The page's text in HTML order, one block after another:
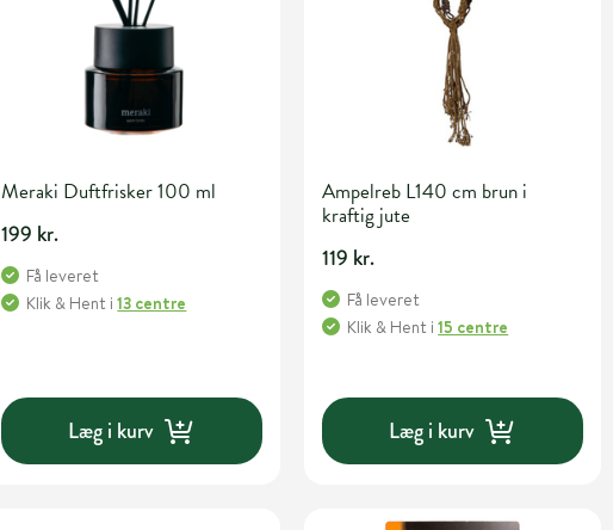
Meraki Duftfrisker 100 ml
199 kr.
Få leveret
Klik & Hent i13 centre
Læg i kurv
Ampelreb L140 cm brun i
kraftig jute
119 kr.
Få leveret
Klik & Hent i15 centre
Læg i kurv